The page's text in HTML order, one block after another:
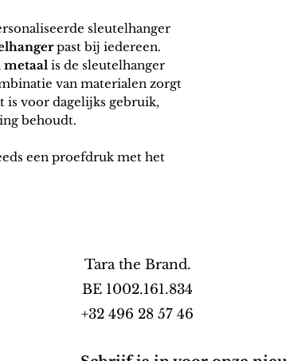
sleutelhanger
past bij iedereen.
metaal is de sleutelhanger
van materialen zorgt
is voor dagelijks gebruik,
behoudt.
een proefdruk met het
Tara the Brand.
BE 1002.161.834
+32 496 28 57 46